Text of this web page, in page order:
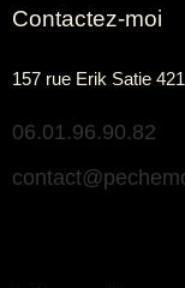
Contactez-moi
157 rue Erik Satie
06.01.96.90.82